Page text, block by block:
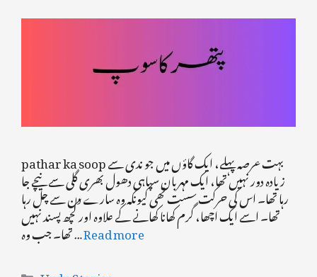
pathar ka soop بہت عرصہ پہلے، ایک گاؤں میں جو ندی سے
زیادہ دور نہیں تھا، ایک مہربان سپاہی دھول بھری گلی سے نیچے جا
رہا تھا۔ اس کی حرکت سست تھی کیونکہ وہ سارے دن سے چل رہا
تھا۔ اسے ایک اچھا، گرم کھانا کھانے کے علاوہ اور کچھ پسند نہیں
تھا۔ جب وہ …Read more